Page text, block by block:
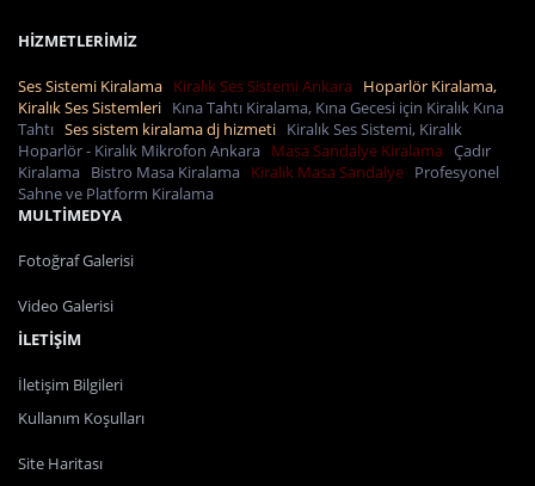
HİZMETLERİMİZ
Ses Sistemi Kiralama Kiralık Ses Sistemi Ankara
Hoparlör Kiralama,
Kiralık Ses Sistemleri Kına Tahtı Kiralama, Kına Gecesi için Kiralık Kına
Tahtı Ses sistem kiralama dj hizmeti Kiralık Ses Sistemi, Kiralık
Hoparlör - Kiralık Mikrofon Ankara Masa Sandalye Kiralama Çadır
Kiralama Bistro Masa Kiralama Kiralık Masa Sandalye Profesyonel
Sahne ve Platform Kiralama
MULTİMEDYA
Fotoğraf Galerisi
Video Galerisi
İLETİŞİM
İletişim Bilgileri
Kullanım Koşulları
Site Haritası